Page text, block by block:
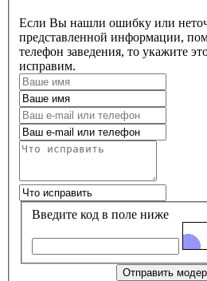
Если Вы нашли ошибку или
представленной информации,
телефон заведения, то укажите
исправим.
Введите код в поле ниже
Отправить